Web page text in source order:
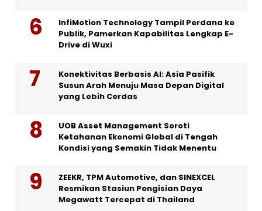
InfiMotion Technology Tampil Perdana ke
Publik, Pamerkan Kapabilitas Lengkap E-
Drive di Wuxi
Konektivitas Berbasis AI: Asia Pasifik
Susun Arah Menuju Masa Depan Digital
yang Lebih Cerdas
UOB Asset Management Soroti
Ketahanan Ekonomi Global di Tengah
Kondisi yang Semakin Tidak Menentu
ZEEKR, TPM Automotive, dan SINEXCEL
Resmikan Stasiun Pengisian Daya
Megawatt Tercepat di Thailand